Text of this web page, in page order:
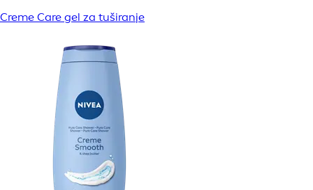
Creme Care gel za tuširanje